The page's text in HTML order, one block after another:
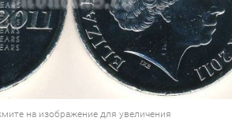
на изображение для увеличения